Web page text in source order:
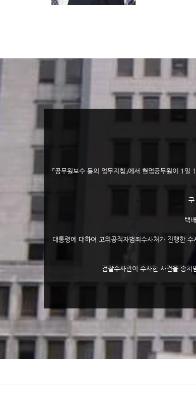
「공무원보수 등의 업무지침」에서 현업공무원이 1
구
택
대통령에 대하여 고위공직자범죄수사처가 진행한
검찰수사관이 수사한 사건을 송